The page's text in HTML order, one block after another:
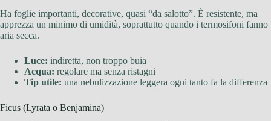
Ha foglie importanti, decorative, quasi “da salotto”. È resistente, ma
apprezza un minimo di umidità, soprattutto quando i termosifoni fanno
aria secca.
Luce: indiretta, non troppo buia
Acqua: regolare ma senza ristagni
Tip utile: una nebulizzazione leggera ogni tanto fa la differenza
Ficus (Lyrata o Benjamina)